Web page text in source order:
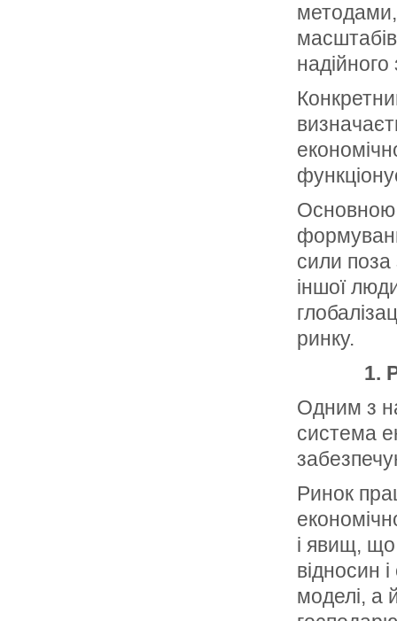
надійного
Основною
сили поза
іншої
ринку.
1.
Одним з
система
Ринок
і явищ, що
відносин
моделі, а